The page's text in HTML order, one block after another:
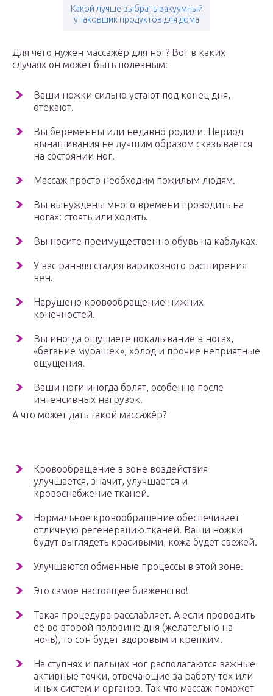
Какой лучше выбрать вакуумный
упаковщик продуктов для дома
Для чего нужен массажёр для ног? Вот в каких
случаях он может быть полезным:
Ваши ножки сильно устают под конец дня,
отекают.
Вы беременны или недавно родили. Период
вынашивания не лучшим образом сказывается
на состоянии ног.
Массаж просто необходим пожилым людям.
Вы вынуждены много времени проводить на
ногах: стоять или ходить.
Вы носите преимущественно обувь на каблуках.
У вас ранняя стадия варикозного расширения
вен.
Нарушено кровообращение нижних
конечностей.
Вы иногда ощущаете покалывание в ногах,
«бегание мурашек», холод и прочие неприятные
ощущения.
Ваши ноги иногда болят, особенно после
интенсивных нагрузок.
А что может дать такой массажёр?
Кровообращение в зоне воздействия
улучшается, значит, улучшается и
кровоснабжение тканей.
Нормальное кровообращение обеспечивает
отличную регенерацию тканей. Ваши ножки
будут выглядеть красивыми, кожа будет свежей.
Улучшаются обменные процессы в этой зоне.
Это самое настоящее блаженство!
Такая процедура расслабляет. А если проводить
её во второй половине дня (желательно на
ночь), то сон будет здоровым и крепким.
На ступнях и пальцах ног располагаются важные
активные точки, отвечающие за работу тех или
иных систем и органов. Так что массаж поможет